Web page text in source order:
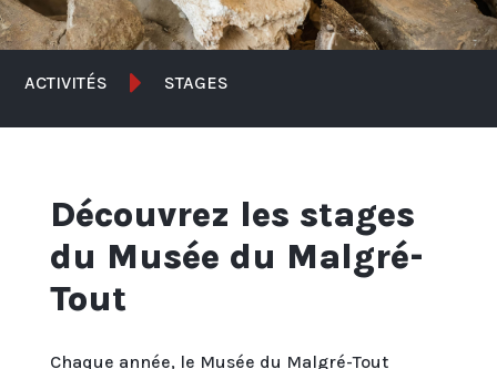
ACTIVITÉS  STAGES
Découvrez les stages
du Musée du Malgré-
Tout
Chaque année, le Musée du Malgré-Tout